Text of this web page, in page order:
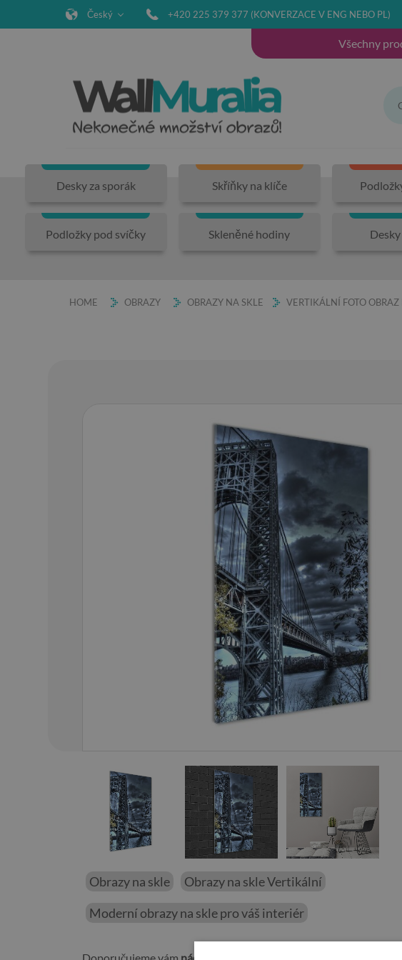
Český +420 225 379 377 (KONVERZACE V ENG NEBO PL)
Všechny
Desky za sporák Skříňky na klíče
Podložky pod svíčky Skleněné hodiny
HOME OBRAZY OBRAZY NA SKLE VERTIKÁLNÍ FOTO
01 14
Obrazy na skle
Obrazy na skle Vertikální
Moderní obrazy na skle pro váš interiér